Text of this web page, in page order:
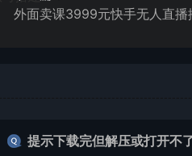
提示下载完但解压或打开不